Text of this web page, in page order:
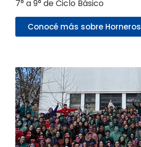
7° a 9° de Ciclo Básico
Conocé más sobre Horneros